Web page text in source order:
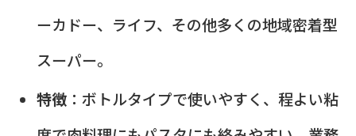
ーカドー、ライフ、その他多くの地域密着型
スーパー。
特徴：ボトルタイプで使いやすく、程よい粘